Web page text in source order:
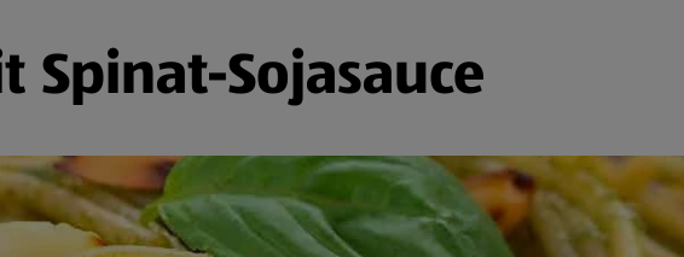
Spinat-Sojasauce